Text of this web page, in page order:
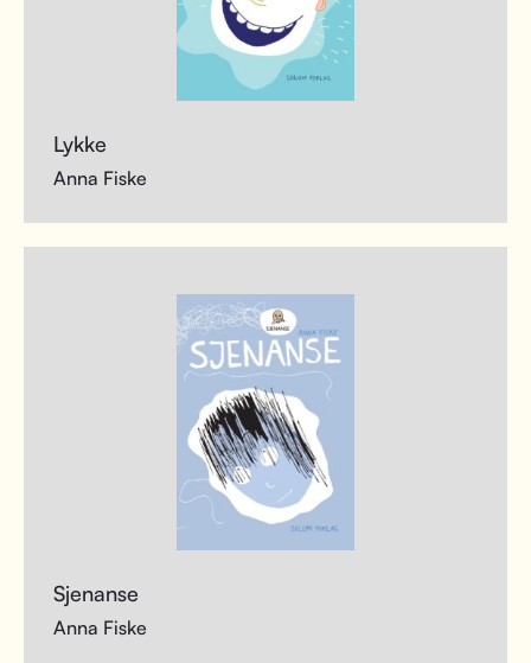
Lykke
Anna Fiske
Sjenanse
Anna Fiske